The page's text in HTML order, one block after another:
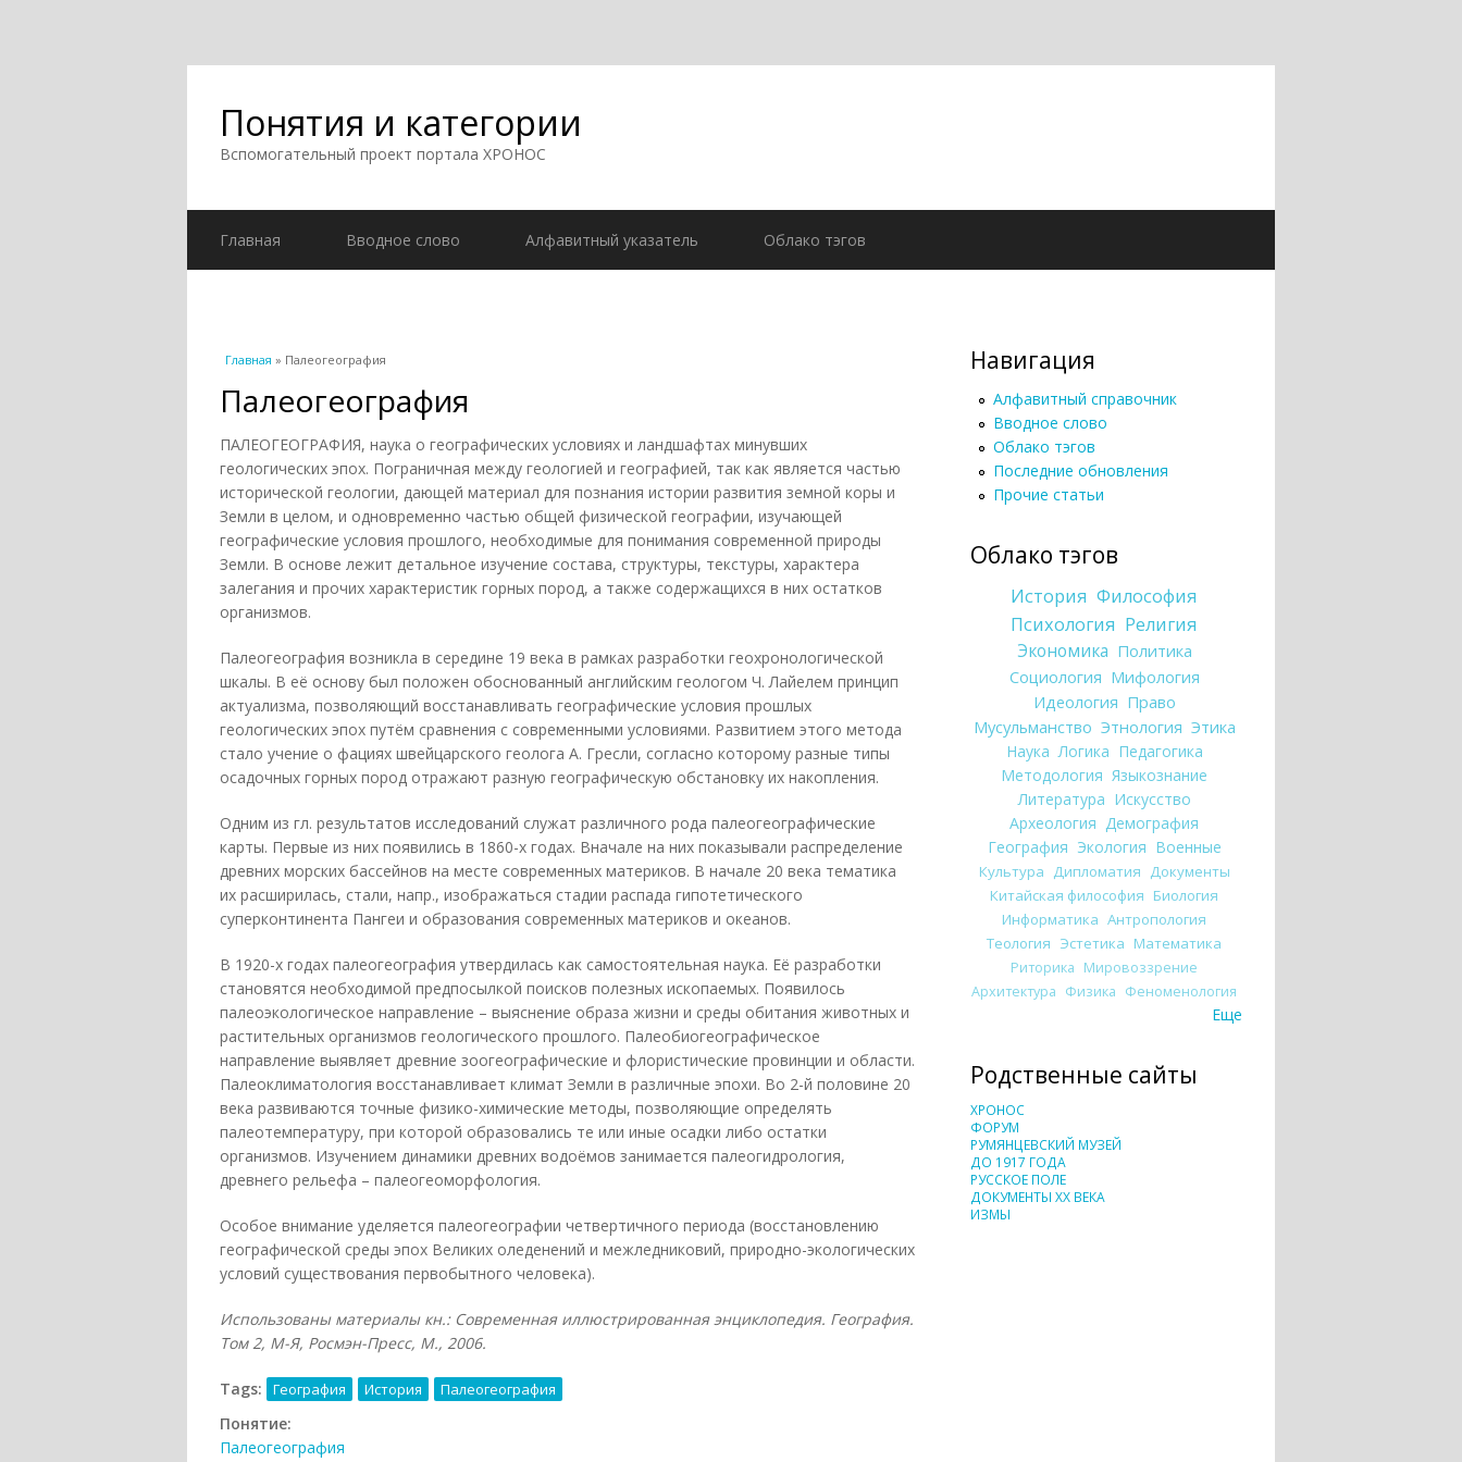
Понятия и категории
Вспомогательный проект портала ХРОНОС
Главная Вводное слово Алфавитный указатель Облако тэгов
Вы здесь
Главная » Палеогеография
Палеогеография
ПАЛЕОГЕОГРАФИЯ, наука о географических условиях и ландшафтах минувших
геологических эпох. Пограничная между геологией и географией, так как является частью
исторической геологии, дающей материал для познания истории развития земной коры и
Земли в целом, и одновременно частью общей физической географии, изучающей
географические условия прошлого, необходимые для понимания современной природы
Земли. В основе лежит детальное изучение состава, структуры, текстуры, характера
залегания и прочих характеристик горных пород, а также содержащихся в них остатков
организмов.
Палеогеография возникла в середине 19 века в рамках разработки геохронологической
шкалы. В её основу был положен обоснованный английским геологом Ч. Лайелем принцип
актуализма, позволяющий восстанавливать географические условия прошлых
геологических эпох путём сравнения с современными условиями. Развитием этого метода
стало учение о фациях швейцарского геолога А. Гресли, согласно которому разные типы
осадочных горных пород отражают разную географическую обстановку их накопления.
Одним из гл. результатов исследований служат различного рода палеогеографические
карты. Первые из них появились в 1860-х годах. Вначале на них показывали распределение
древних морских бассейнов на месте современных материков. В начале 20 века тематика
их расширилась, стали, напр., изображаться стадии распада гипотетического
суперконтинента Пангеи и образования современных материков и океанов.
В 1920-х годах палеогеография утвердилась как самостоятельная наука. Её разработки
становятся необходимой предпосылкой поисков полезных ископаемых. Появилось
палеоэкологическое направление – выяснение образа жизни и среды обитания животных и
растительных организмов геологического прошлого. Палеобиогеографическое
направление выявляет древние зоогеографические и флористические провинции и области.
Палеоклиматология восстанавливает климат Земли в различные эпохи. Во 2-й половине 20
века развиваются точные физико-химические методы, позволяющие определять
палеотемпературу, при которой образовались те или иные осадки либо остатки
организмов. Изучением динамики древних водоёмов занимается палеогидрология,
древнего рельефа – палеогеоморфология.
Особое внимание уделяется палеогеографии четвертичного периода (восстановлению
географической среды эпох Великих оледенений и межледниковий, природно-экологических
условий существования первобытного человека).
Использованы материалы кн.: Современная иллюстрированная энциклопедия. География.
Том 2, М-Я, Росмэн-Пресс, М., 2006.
Tags: География История Палеогеография
Понятие:
Палеогеография
Навигация
Алфавитный справочник
Вводное слово
Облако тэгов
Последние обновления
Прочие статьи
Облако тэгов
История Философия
Психология Религия
Экономика Политика
Социология Мифология
Идеология Право
Мусульманство Этнология Этика
Наука Логика Педагогика
Методология Языкознание
Литература Искусство
Археология Демография
География Экология Военные
Культура Дипломатия Документы
Китайская философия Биология
Информатика Антропология
Теология Эстетика Математика
Риторика Мировоззрение
Архитектура Физика Феноменология
Еще
Родственные сайты
ХРОНОС
ФОРУМ
РУМЯНЦЕВСКИЙ МУЗЕЙ
ДО 1917 ГОДА
РУССКОЕ ПОЛЕ
ДОКУМЕНТЫ XX ВЕКА
ИЗМЫ